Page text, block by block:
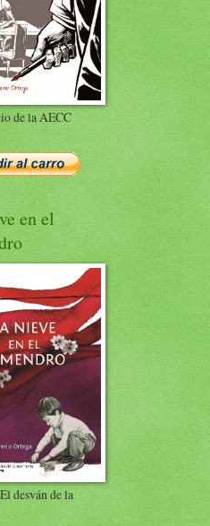
de la AECC
en el
desván de la